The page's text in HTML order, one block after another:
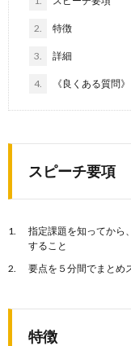
2. 特徴
3. 詳細
4. 《良くある質問》
スピーチ要項
指定課題を知ってから
すること
要点を５分間でまとめ
特徴